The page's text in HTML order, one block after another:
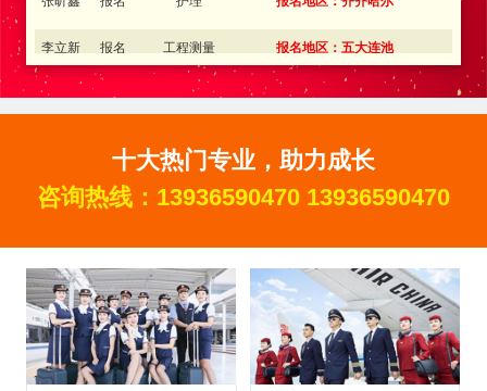
李立新 报名 工程测量 报名地区：五大连池
孙 丽 报名 铁路客运服务 报名地区：大庆
金向东 报名 新能源汽车 报名地区：双鸭山
报名 铁路客运服务 报名地区：内蒙古
李金奇 报名 邮轮乘务 报名地区：吉林
王红伟 报名 铁路客运服务 报名地区：同江
张丽丽 报名 航空服务 报名地区：佳木斯
胡峰 报名 工业机器人 报名地区：肇东
十大热门专业，助力成长
咨询热线： 13936590470 13936590470